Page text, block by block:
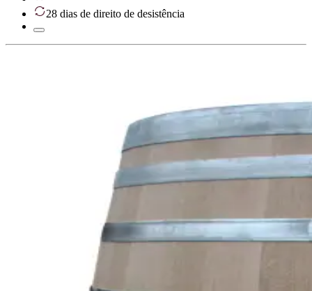
28 dias de direito de desistência